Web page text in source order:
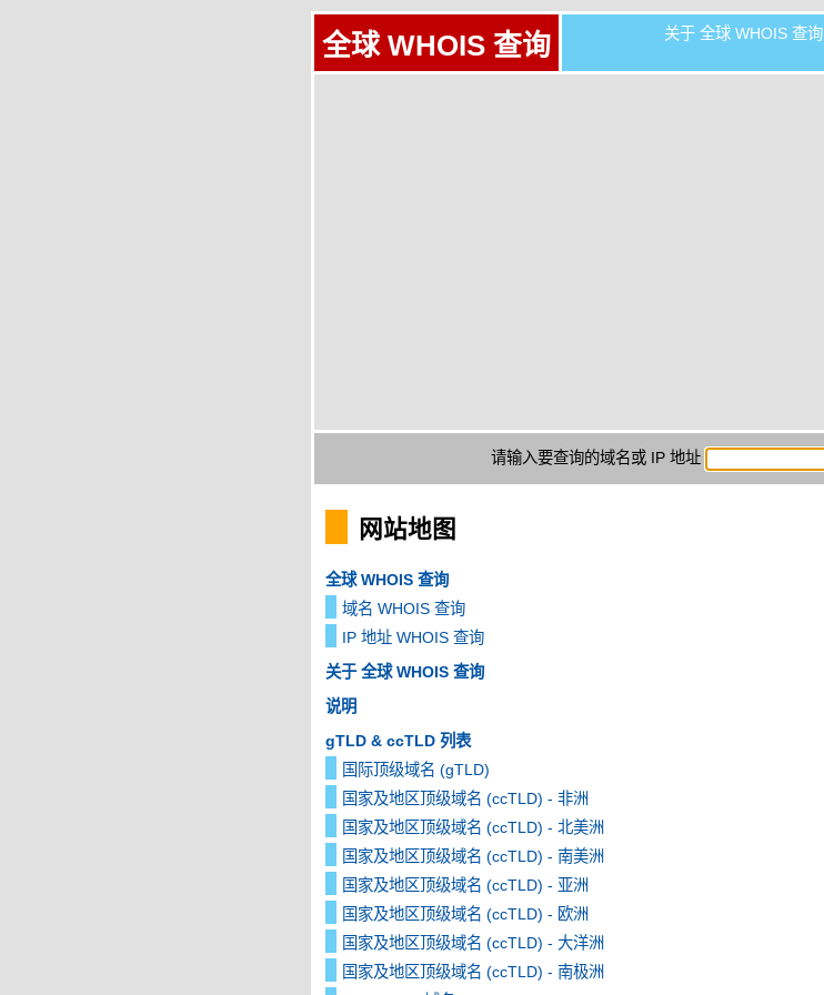
全球 WHOIS 查询 关于 全球 WHOIS 查询
请输入要查询的域名或 IP 地址
网站地图
全球 WHOIS 查询
域名 WHOIS 查询
IP 地址 WHOIS 查询
关于 全球 WHOIS 查询
说明
gTLD & ccTLD 列表
国际顶级域名 (gTLD)
国家及地区顶级域名 (ccTLD) - 非洲
国家及地区顶级域名 (ccTLD) - 北美洲
国家及地区顶级域名 (ccTLD) - 南美洲
国家及地区顶级域名 (ccTLD) - 亚洲
国家及地区顶级域名 (ccTLD) - 欧洲
国家及地区顶级域名 (ccTLD) - 大洋洲
国家及地区顶级域名 (ccTLD) - 南极洲